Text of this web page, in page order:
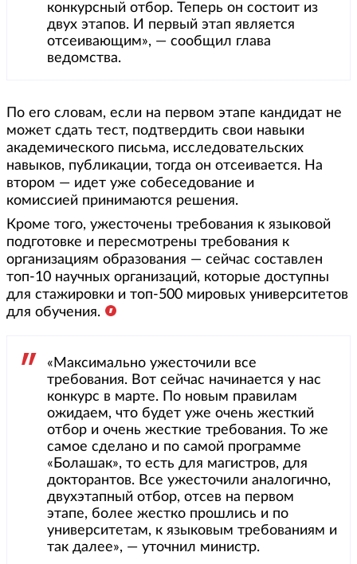
конкурсный отбор. Теперь он состоит из
двух этапов. И первый этап является
отсеивающим», — сообщил глава
ведомства.
По его словам, если на первом этапе кандидат не
может сдать тест, подтвердить свои навыки
академического письма, исследовательских
навыков, публикации, тогда он отсеивается. На
втором — идет уже собеседование и
комиссией принимаются решения.
Кроме того, ужесточены требования к языковой
подготовке и пересмотрены требования к
организациям образования — сейчас составлен
топ-10 научных организаций, которые доступны
для стажировки и топ-500 мировых университетов
для обучения.
«Максимально ужесточили все
требования. Вот сейчас начинается у нас
конкурс в марте. По новым правилам
ожидаем, что будет уже очень жесткий
отбор и очень жесткие требования. То же
самое сделано и по самой программе
«Болашак», то есть для магистров, для
докторантов. Все ужесточили аналогично,
двухэтапный отбор, отсев на первом
этапе, более жестко прошлись и по
университетам, к языковым требованиям и
так далее», — уточнил министр.